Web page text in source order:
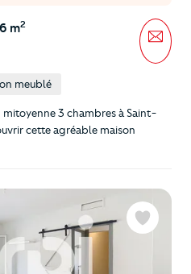
m2
meublé
mitoyenne 3 chambres à Saint-
cette agréable maison
Favoris